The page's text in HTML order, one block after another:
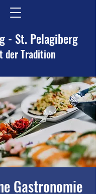
- St. Pelagiberg
der Tradition
Gastronomie